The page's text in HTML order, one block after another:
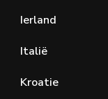
Ierland
Italië
Kroatie